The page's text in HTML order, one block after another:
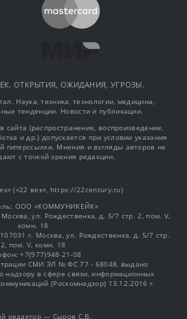
ОТКРЫТИЯ, ОЖИДАНИЯ, УГРОЗЫ.
Наука, техника, технологии, медицина,
тенденции. Новости и публикации.
сайта (распространение, воспроизведение,
и др.) допускается при условии указания
гиперссылки. Мнения и взгляды авторов не
с точкой зрения редакции.
(«22 век», https://22century.ru)
OOO «КОММУНИКЕЙК»
ул. Рождественка, д. 5/7 стр. 2, пом. V,
комн. 18
г. Москва, ул. Рождественка, д. 5/7 стр.
2, пом. V, комн. 18
+7(977)948-21-08
СМИ ЭЛ № ФС 77 - 68048, выдано
надзору в сфере связи, информационных
(Роскомнадзор) 13.12.2016 г.
редактор — Сыров С.В.